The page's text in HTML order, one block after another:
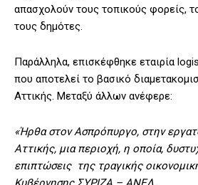
απασχολούν τους τοπικούς φορείς,
τους δημότες.
Παράλληλα, επισκέφθηκε εταιρία
που αποτελεί το βασικό
Αττικής. Μεταξύ άλλων ανέφερε:
«Ήρθα στον Ασπρόπυργο, στην
Αττικής, μια περιοχή, η οποία,
επιπτώσεις της τραγικής